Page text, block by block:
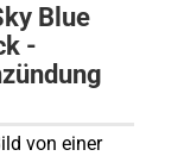
Blue
-
von einer